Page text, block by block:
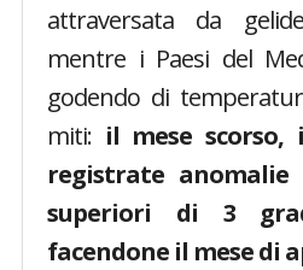
attraversata da
mentre i Paesi del
godendo di
miti: il mese
registrate anomalie
superiori di 3
facendone il mese di